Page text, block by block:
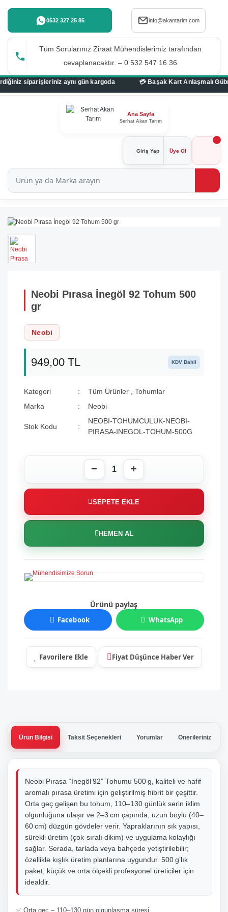
0532 327 25 85 info@akantarim.com
Tüm Sorularınız Ziraat Mühendislerimiz tarafından
cevaplanacaktır. – 0 532 547 16 36
gün kargoda
Ana Sayfa
Serhat Akan Tarım
Giriş Yap Üye Ol
Neobi Pırasa İnegöl 92 Tohum 500
gr
Neobi
949,00 TL KDV Dahil
Kategori Tüm Ürünler ,Tohumlar
Marka
Neobi
Stok Kodu
NEOBI-TOHUMCULUK-NEOBI-
PIRASA-INEGOL-TOHUM-500G
SEPETE EKLE
HEMEN AL
Ürünü paylaş
Facebook WhatsApp
Fiyat Düşünce Haber Ver
Ürün Bilgisi Taksit Seçenekleri Yorumlar Önerileriniz
Neobi Pırasa “İnegöl 92” Tohumu 500 g, kaliteli ve hafif
aromalı pırasa üretimi için geliştirilmiş hibrit bir çeşittir.
Orta geç gelişen bu tohum, 110–130 günlük serin iklim
olgunluğuna ulaşır ve 2–3 cm çapında, uzun boylu (40–
60 cm) düzgün gövdeler verir. Yapraklarının sık yapısı,
sürekli üretim (çok-sıralı dikim) ve uygulama kolaylığı
sağlar. Serada, tarlada veya bahçede yetiştirilebilir;
özellikle kışlık üretim planlarına uygundur. 500 g’lık
paket, küçük ve orta ölçekli profesyonel üreticiler için
idealdir.
✅ Orta geç – 110–130 gün olgunlaşma süresi